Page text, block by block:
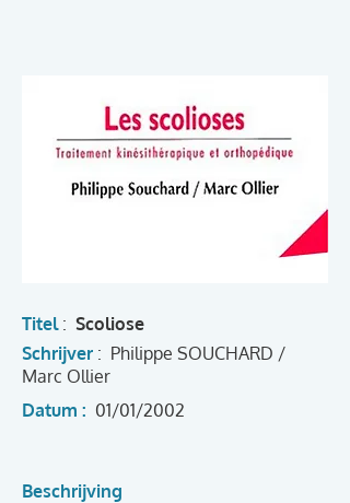
Titel: Scoliose
Schrijver : Philippe SOUCHARD /
Marc Ollier
Datum : 01/01/2002
Beschrijving